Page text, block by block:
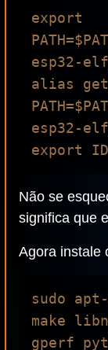
export
esp32-
alias
esp32-
Não se
significa que
Agora instale
sudo
make